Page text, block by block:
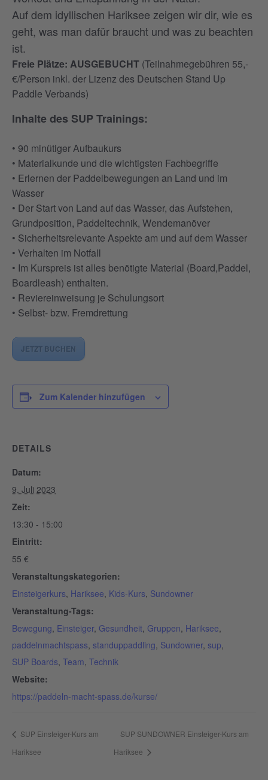
Auf dem idyllischen Hariksee zeigen wir dir, wie es
geht, was man dafür braucht und was zu beachten
ist.
Freie Plätze: AUSGEBUCHT (Teilnahmegebühren 55,-
€/Person inkl. der Lizenz des Deutschen Stand Up
Paddle Verbands)
Inhalte des SUP Trainings:
• 90 minütiger Aufbaukurs
• Materialkunde und die wichtigsten Fachbegriffe
• Erlernen der Paddelbewegungen an Land und im
Wasser
• Der Start von Land auf das Wasser, das Aufstehen,
Grundposition, Paddeltechnik, Wendemanöver
• Sicherheitsrelevante Aspekte am und auf dem Wasser
• Verhalten im Notfall
• Im Kurspreis ist alles benötigte Material (Board,Paddel,
Boardleash) enthalten.
• Reviereinweisung je Schulungsort
• Selbst- bzw. Fremdrettung
JETZT BUCHEN
Zum Kalender hinzufügen
DETAILS
Datum:
9. Juli 2023
Zeit:
13:30 - 15:00
Eintritt:
55 €
Veranstaltungskategorien:
Einsteigerkurs, Hariksee, Kids-Kurs, Sundowner
Veranstaltung-Tags:
Bewegung, Einsteiger, Gesundheit, Gruppen, Hariksee,
paddelnmachtspass, standuppaddling, Sundowner, sup,
SUP Boards, Team, Technik
Website:
https://paddeln-macht-spass.de/kurse/
SUP Einsteiger-Kurs am
Hariksee
SUP SUNDOWNER Einsteiger-Kurs am
Hariksee